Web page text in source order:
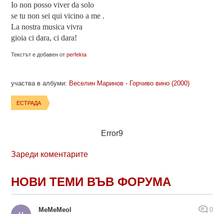
Io non posso viver da solo
se tu non sei qui vicino a me .
La nostra musica vivra
gioia ci dara, ci dara!
Текстът е добавен отperfekta
участва в албуми: Веселин Маринов - Горчиво вино (2000)
ЕСТРАДА
Error9
Зареди коментарите
НОВИ ТЕМИ ВЪВ ФОРУМА
MeMeMeol 0